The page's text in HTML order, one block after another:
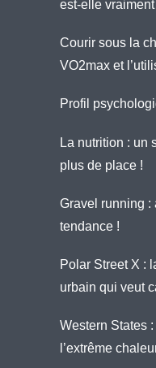
est-elle
Courir sous la
VO2max et
Profil
La nutrition : un
plus de place !
Gravel running :
tendance !
Polar Street X :
urbain qui veut
Western States
l’extrême